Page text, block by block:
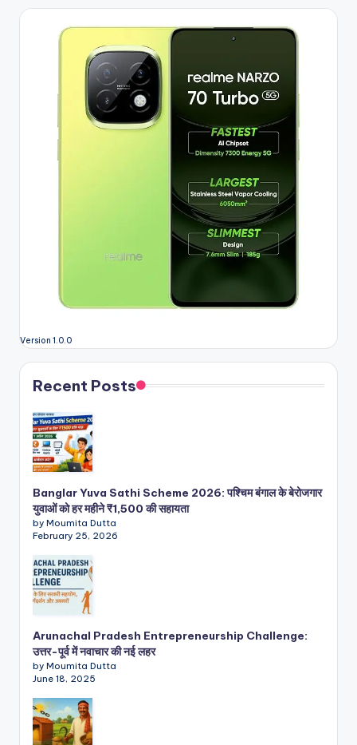
Version 1.0.0
Recent Posts
Banglar Yuva Sathi Scheme 2026: पश्चिम बंगाल के बेरोजगार
युवाओं को हर महीने ₹1,500 की सहायता
by Moumita Dutta
February 25, 2026
Arunachal Pradesh Entrepreneurship Challenge:
उत्तर-पूर्व में नवाचार की नई लहर
by Moumita Dutta
June 18, 2025